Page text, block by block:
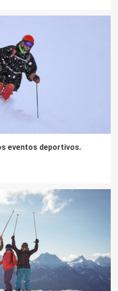
eventos deportivos.